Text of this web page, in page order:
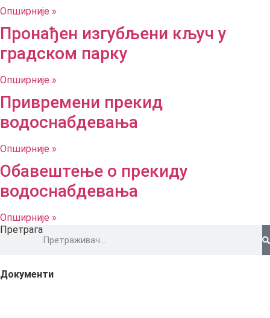
Опширније »
Пронађен изгубљени кључ у
градском парку
Опширније »
Привремени прекид
водоснабдевања
Опширније »
Обавештење о прекиду
водоснабдевања
Опширније »
Претрага
Документи